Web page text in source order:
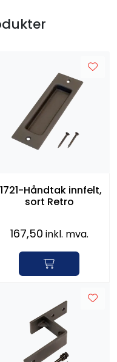
Håndtak innfelt,
sort Retro
167,50 inkl. mva.